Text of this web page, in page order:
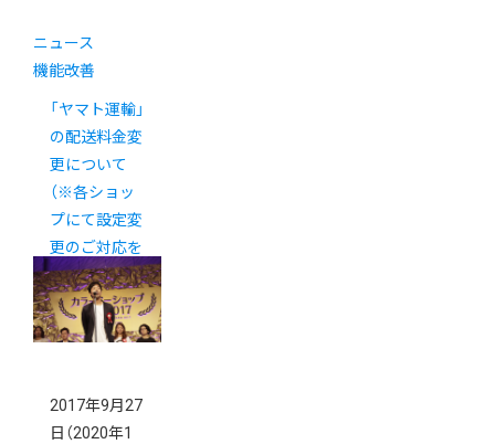
ニュース
機能改善
「ヤマト運輸」
の配送料金変
更について
（※各ショッ
プにて設定変
更のご対応を
お願いいたし
ます。）
2017年9月27
日 （2020年1